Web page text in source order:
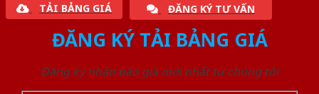
TẢI BẢNG GIÁ ĐĂNG KÝ TƯ VẤN
ĐĂNG KÝ TẢI BẢNG GIÁ
Đăng ký nhận báo giá mới nhất từ chúng tôi